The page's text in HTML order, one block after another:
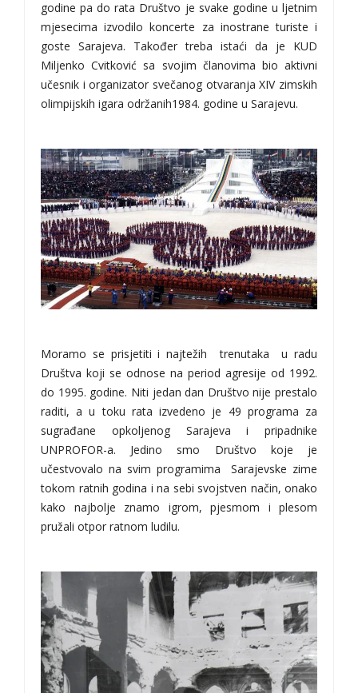
godine pa do rata Društvo je svake godine u ljetnim
mjesecima izvodilo koncerte za inostrane turiste i
goste Sarajeva. Također treba istaći da je KUD
Miljenko Cvitković sa svojim članovima bio aktivni
učesnik i organizator svečanog otvaranja XIV zimskih
olimpijskih igara održanih1984. godine u Sarajevu.
Moramo se prisjetiti i najtežih trenutaka u radu
Društva koji se odnose na period agresije od 1992.
do 1995. godine. Niti jedan dan Društvo nije prestalo
raditi, a u toku rata izvedeno je 49 programa za
sugrađane opkoljenog Sarajeva i pripadnike
UNPROFOR-a. Jedino smo Društvo koje je
učestvovalo na svim programima Sarajevske zime
tokom ratnih godina i na sebi svojstven način, onako
kako najbolje znamo igrom, pjesmom i plesom
pružali otpor ratnom ludilu.